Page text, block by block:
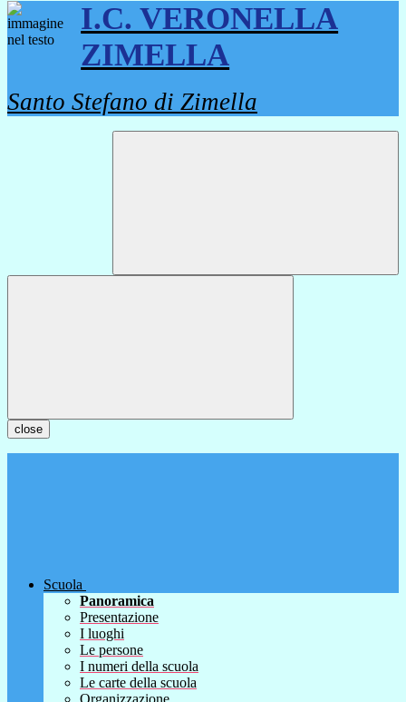
I.C. VERONELLA
ZIMELLA
Santo Stefano di Zimella
close
Scuola
Panoramica
Presentazione
I luoghi
Le persone
I numeri della scuola
Le carte della scuola